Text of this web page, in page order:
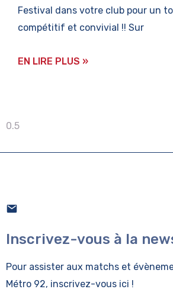
Festival dans votre club pour un
compétitif et convivial !! Sur
EN LIRE PLUS »
Inscrivez-vous à la
Pour assister aux matchs et
Métro 92, inscrivez-vous ici !